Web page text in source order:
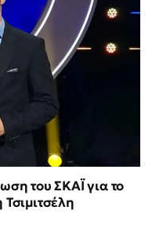
του ΣΚΑΪ για το
Τσιμιτσέλη